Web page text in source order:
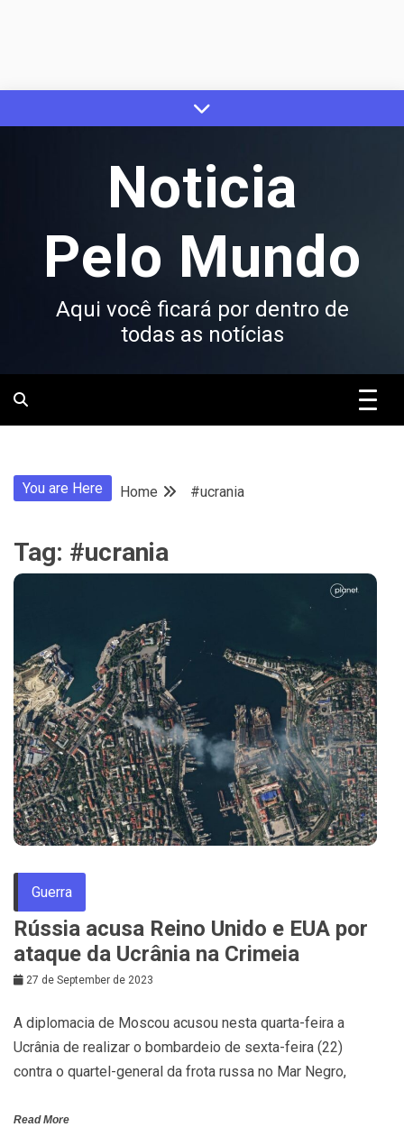
to
Noticia
Pelo Mundo
Aqui você ficará por dentro de
todas as notícias
You are Here Home #ucrania
Tag: #ucrania
Guerra
Rússia acusa Reino Unido e EUA por
ataque da Ucrânia na Crimeia
27 de September de 2023
A diplomacia de Moscou acusou nesta quarta-feira a
Ucrânia de realizar o bombardeio de sexta-feira (22)
contra o quartel-general da frota russa no Mar Negro,
Read More